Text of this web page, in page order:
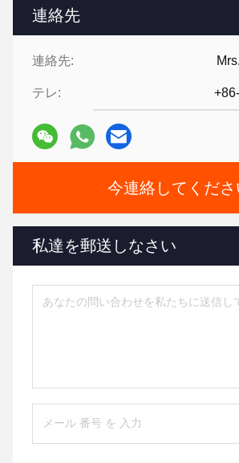
連絡先
連絡先:
テレ:
今連絡してくださ
私達を郵送しなさい